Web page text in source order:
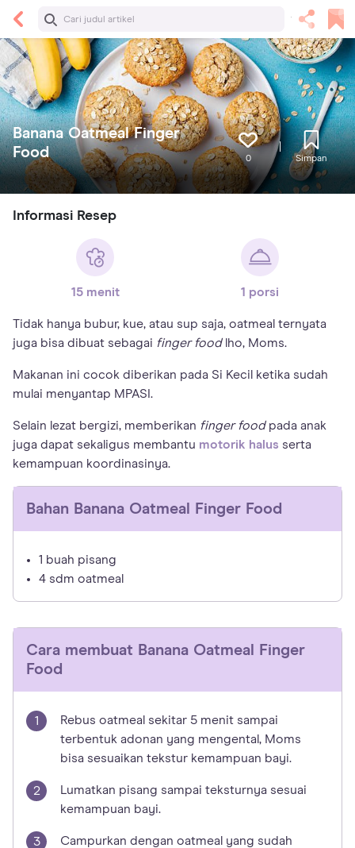
Banana Oatmeal Finger
Food
0 Simpan
Informasi Resep
15 menit 1 porsi
Tidak hanya bubur, kue, atau sup saja, oatmeal ternyata
juga bisa dibuat sebagai finger foodlho, Moms.
Makanan ini cocok diberikan pada Si Kecil ketika sudah
mulai menyantap MPASI.
Selain lezat bergizi, memberikan finger foodpada anak
juga dapat sekaligus membantu motorik halus serta
kemampuan koordinasinya.
Bahan Banana Oatmeal Finger Food
1 buah pisang
4 sdm oatmeal
Cara membuat Banana Oatmeal Finger
Food
Rebus oatmeal sekitar 5 menit sampai
terbentuk adonan yang mengental, Moms
bisa sesuaikan tekstur kemampuan bayi.
Lumatkan pisang sampai teksturnya sesuai
kemampuan bayi.
Campurkan dengan oatmeal yang sudah